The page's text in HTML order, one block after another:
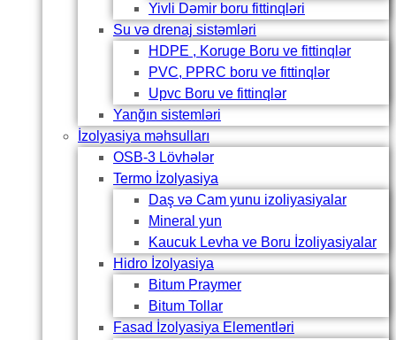
Yivli Dəmir boru fittinqləri
Su və drenaj sistəmləri
HDPE , Koruge Boru ve fittinqlər
PVC, PPRC boru ve fittinqlər
Upvc Boru ve fittinqlər
Yanğın sistemləri
İzolyasiya məhsulları
OSB-3 Lövhələr
Termo İzolyasiya
Daş və Cam yunu izoliyasiyalar
Mineral yun
Kaucuk Levha ve Boru İzoliyasiyalar
Hidro İzolyasiya
Bitum Praymer
Bitum Tollar
Fasad İzolyasiya Elementləri